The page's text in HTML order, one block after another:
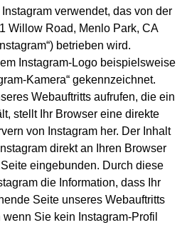
verwendet, das von der
Willow Road, Menlo Park, CA
betrieben wird.
Instagram-Logo beispielsweise
Kamera“ gekennzeichnet.
Webauftritts aufrufen, die ein
stellt Ihr Browser eine direkte
von Instagram her. Der Inhalt
direkt an Ihren Browser
eingebunden. Durch diese
die Information, dass Ihr
Seite unseres Webauftritts
Sie kein Instagram-Profil